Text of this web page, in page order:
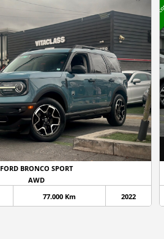
FORD BRONCO SPORT
AWD
77.000 Km 2022